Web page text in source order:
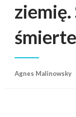
Agnes Malinowsky